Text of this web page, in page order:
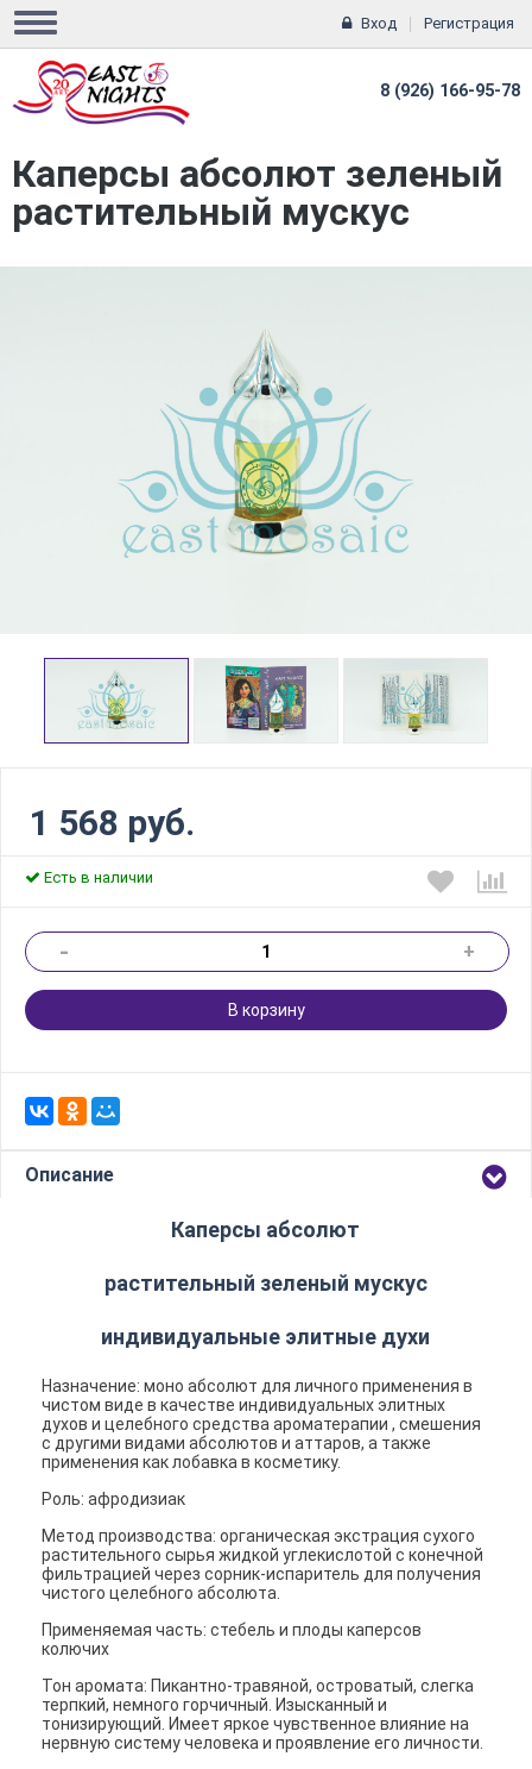
Вход Регистрация
8 (926) 166-95-78
Каперсы абсолют зеленый
растительный мускус
1 568 руб.
Есть в наличии
- +
В корзину
Описание
Каперсы абсолют
растительный зеленый мускус
индивидуальные элитные духи
Назначение: моно абсолют для личного применения в
чистом виде в качестве индивидуальных элитных
духов и целебного средства ароматерапии , смешения
с другими видами абсолютов и аттаров, а также
применения как лобавка в косметику.
Роль: афродизиак
Метод производства: органическая экстрация сухого
растительного сырья жидкой углекислотой с конечной
фильтрацией через сорник-испаритель для получения
чистого целебного абсолюта.
Применяемая часть: стебель и плоды каперсов
колючих
Тон аромата: Пикантно-травяной, островатый, слегка
терпкий, немного горчичный. Изысканный и
тонизирующий. Имеет яркое чувственное влияние на
нервную систему человека и проявление его личности.